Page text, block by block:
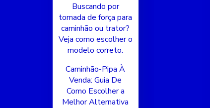
Buscando por
tomada de força para
caminhão ou trator?
Veja como escolher o
modelo correto.
Caminhão-Pipa À
Venda: Guia De
Como Escolher a
Melhor Alternativa